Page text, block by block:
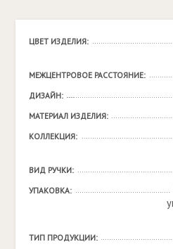
ЦВЕТ ИЗДЕЛИЯ:
МЕЖЦЕНТРОВОЕ РАССТОЯНИЕ:
ДИЗАЙН:
МАТЕРИАЛ ИЗДЕЛИЯ:
КОЛЛЕКЦИЯ:
ВИД РУЧКИ:
УПАКОВКА:
ТИП ПРОДУКЦИИ: